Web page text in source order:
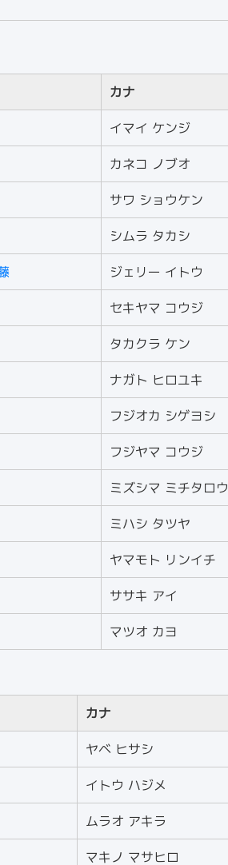
カナ
イマイ ケンジ
カネコ ノブオ
サワ ショウケン
シムラ タカシ
ジェリー イトウ
セキヤマ コウジ
タカクラ ケン
ナガト ヒロユキ
フジオカ シゲヨシ
フジヤマ コウジ
ミズシマ ミチタロウ
ミハシ タツヤ
ヤマモト リンイチ
ササキ アイ
マツオ カヨ
カナ
ヤベ ヒサシ
イトウ ハジメ
ムラオ アキラ
マキノ マサヒロ